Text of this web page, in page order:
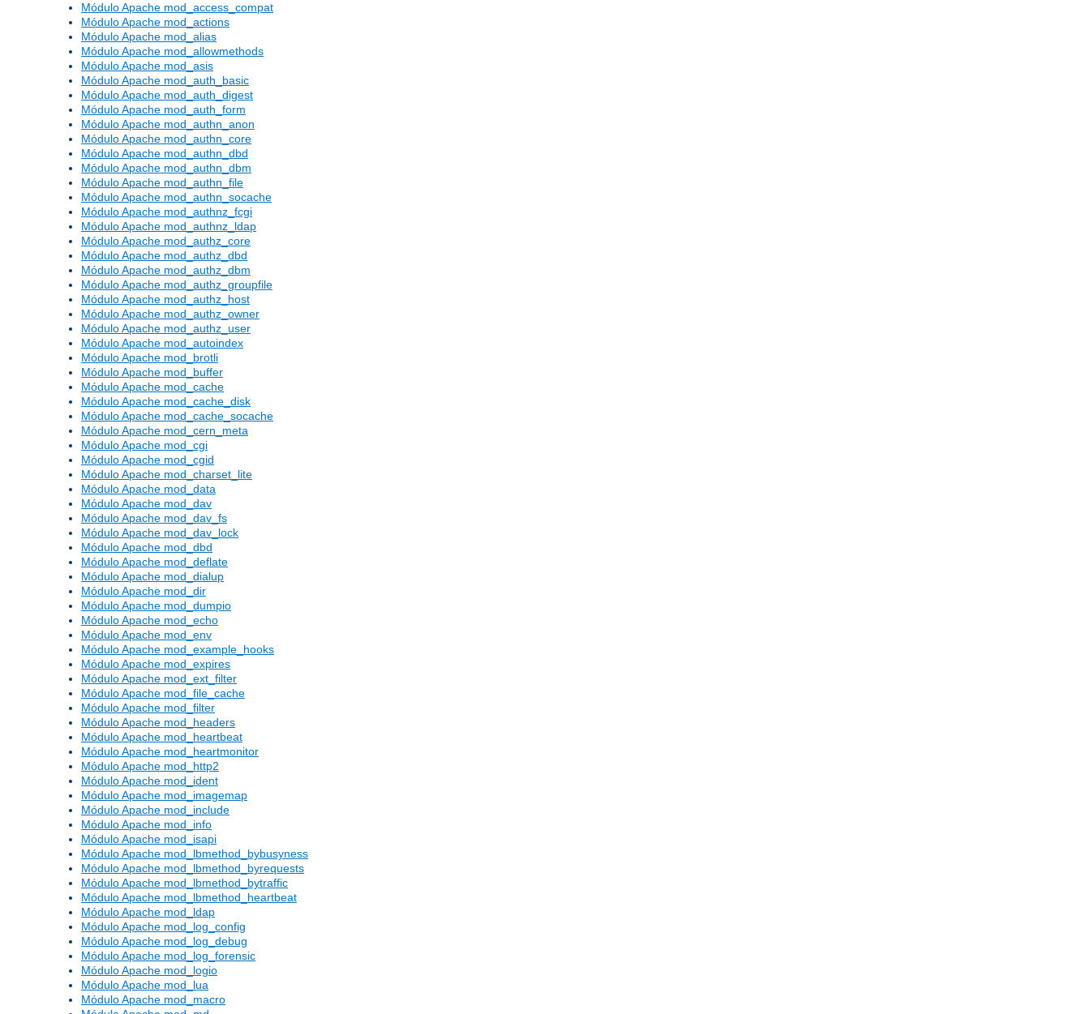
Módulo Apache mod_access_compat
Módulo Apache mod_actions
Módulo Apache mod_alias
Módulo Apache mod_allowmethods
Módulo Apache mod_asis
Módulo Apache mod_auth_basic
Módulo Apache mod_auth_digest
Módulo Apache mod_auth_form
Módulo Apache mod_authn_anon
Módulo Apache mod_authn_core
Módulo Apache mod_authn_dbd
Módulo Apache mod_authn_dbm
Módulo Apache mod_authn_file
Módulo Apache mod_authn_socache
Módulo Apache mod_authnz_fcgi
Módulo Apache mod_authnz_ldap
Módulo Apache mod_authz_core
Módulo Apache mod_authz_dbd
Módulo Apache mod_authz_dbm
Módulo Apache mod_authz_groupfile
Módulo Apache mod_authz_host
Módulo Apache mod_authz_owner
Módulo Apache mod_authz_user
Módulo Apache mod_autoindex
Módulo Apache mod_brotli
Módulo Apache mod_buffer
Módulo Apache mod_cache
Módulo Apache mod_cache_disk
Módulo Apache mod_cache_socache
Módulo Apache mod_cern_meta
Módulo Apache mod_cgi
Módulo Apache mod_cgid
Módulo Apache mod_charset_lite
Módulo Apache mod_data
Módulo Apache mod_dav
Módulo Apache mod_dav_fs
Módulo Apache mod_dav_lock
Módulo Apache mod_dbd
Módulo Apache mod_deflate
Módulo Apache mod_dialup
Módulo Apache mod_dir
Módulo Apache mod_dumpio
Módulo Apache mod_echo
Módulo Apache mod_env
Módulo Apache mod_example_hooks
Módulo Apache mod_expires
Módulo Apache mod_ext_filter
Módulo Apache mod_file_cache
Módulo Apache mod_filter
Módulo Apache mod_headers
Módulo Apache mod_heartbeat
Módulo Apache mod_heartmonitor
Módulo Apache mod_http2
Módulo Apache mod_ident
Módulo Apache mod_imagemap
Módulo Apache mod_include
Módulo Apache mod_info
Módulo Apache mod_isapi
Módulo Apache mod_lbmethod_bybusyness
Módulo Apache mod_lbmethod_byrequests
Módulo Apache mod_lbmethod_bytraffic
Módulo Apache mod_lbmethod_heartbeat
Módulo Apache mod_ldap
Módulo Apache mod_log_config
Módulo Apache mod_log_debug
Módulo Apache mod_log_forensic
Módulo Apache mod_logio
Módulo Apache mod_lua
Módulo Apache mod_macro